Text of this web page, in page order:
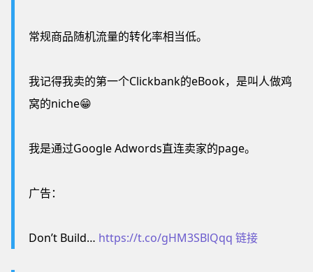
常规商品随机流量的转化率相当低。
我记得我卖的第一个Clickbank的eBook，是叫人做鸡
窝的niche😁
我是通过Google Adwords直连卖家的page。
广告：
Don’t Build… https://t.co/gHM3SBlQqq 链接